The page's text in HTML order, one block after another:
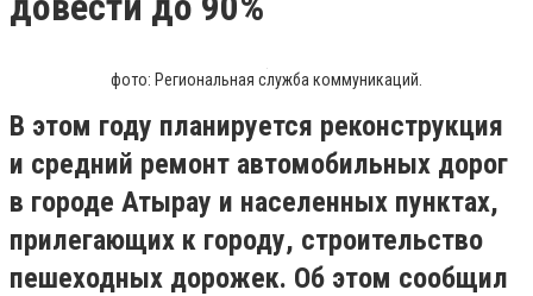
фото: Региональная служба коммуникаций.
В этом году планируется реконструкция
и средний ремонт автомобильных дорог
в городе Атырау и населенных пунктах,
прилегающих к городу, строительство
пешеходных дорожек. Об этом сообщил